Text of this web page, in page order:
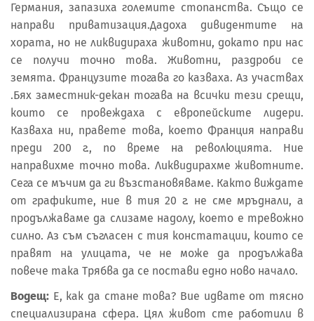
Германия, запазиха големите стопанства. Също се
направи приватизация.Дадоха дивидентите на
хората, но не ликвидираха животни, докато при нас
се получи точно това. Животни, раздроби се
земята. Французите тогава го казваха. Аз участвах
.Бях заместник-декан тогава на всички тези срещи,
които се провеждаха с европейските лидери.
Казваха ни, правете това, което Франция направи
преди 200 г., по време на революцията. Ние
направихме точно това. Ликвидирахме животните.
Сега се мъчим да ги възстановяваме. Както виждате
от графиките, ние в тия 20 г. не сме мръднали, а
продължаваме да слизаме надолу, което е тревожно
силно. Аз съм съгласен с тия констатации, които се
правят на улицата, че не може да продължава
повече така Трябва да се постави едно ново начало.
Водещ: Е, как да стане това? Вие идвате от тясно
специализирана сфера. Цял живот сте работили в